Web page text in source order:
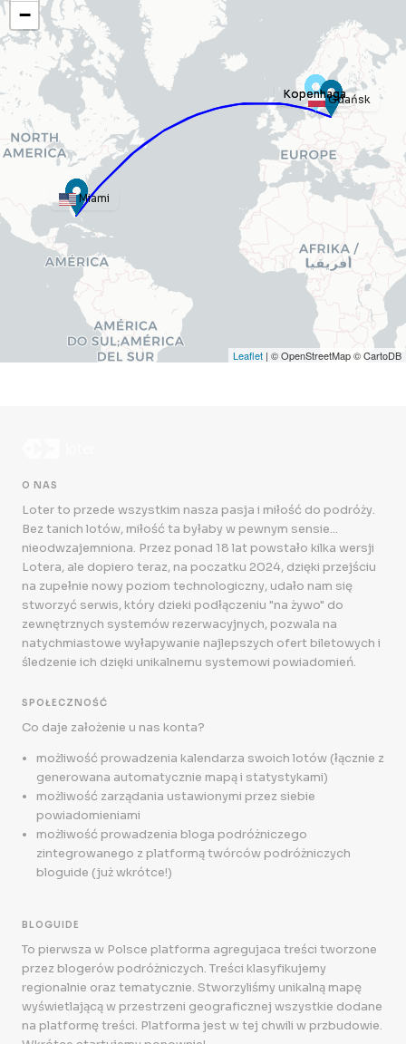
Gdańsk
Miami
Kopenhaga
Kopenhaga
−
Leaflet | © OpenStreetMap © CartoDB
O NAS
Loter to przede wszystkim nasza pasja i miłość do podróży.
Bez tanich lotów, miłość ta byłaby w pewnym sensie...
nieodwzajemniona. Przez ponad 18 lat powstało kilka wersji
Lotera, ale dopiero teraz, na poczatku 2024, dzięki przejściu
na zupełnie nowy poziom technologiczny, udało nam się
stworzyć serwis, który dzieki podłączeniu "na żywo" do
zewnętrznych systemów rezerwacyjnych, pozwala na
natychmiastowe wyłapywanie najlepszych ofert biletowych i
śledzenie ich dzięki unikalnemu systemowi powiadomień.
SPOŁECZNOŚĆ
Co daje założenie u nas konta?
możliwość prowadzenia kalendarza swoich lotów (łącznie z
generowana automatycznie mapą i statystykami)
możliwość zarządania ustawionymi przez siebie
powiadomieniami
możliwość prowadzenia bloga podróżniczego
zintegrowanego z platformą twórców podróżniczych
bloguide (już wkrótce!)
BLOGUIDE
To pierwsza w Polsce platforma agregujaca treści tworzone
przez blogerów podróżniczych. Treści klasyfikujemy
regionalnie oraz tematycznie. Stworzyliśmy unikalną mapę
wyświetlającą w przestrzeni geograficznej wszystkie dodane
na platformę treści. Platforma jest w tej chwili w przbudowie.